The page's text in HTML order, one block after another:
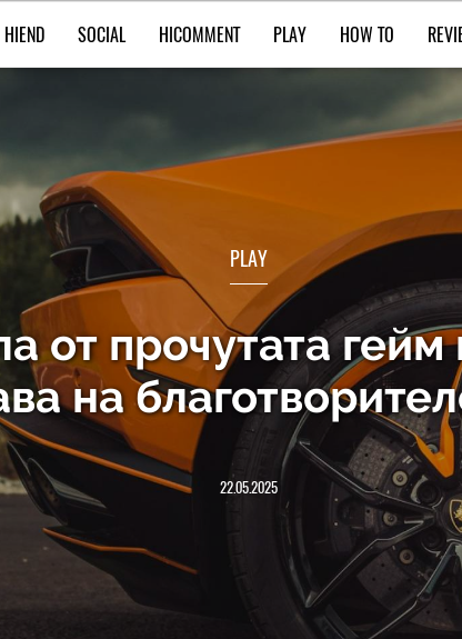
HIEND SOCIAL HICOMMENT PLAY HOW TO
PLAY
от прочутата
на
22.05.2025